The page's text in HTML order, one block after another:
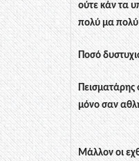
ούτε κάν τα
πολύ μα πολύ
Ποσό
Πεισματάρης
μόνο σαν
Μάλλον οι